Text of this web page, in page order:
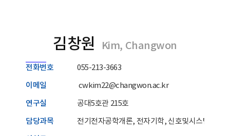
김창원 Kim, Changwon
전화번호 055-213-3663
이메일 cwkim22@changwon.ac.kr
연구실 공대5호관 215호
담당과목 전기전자공학개론, 전자기학, 신호및시스템